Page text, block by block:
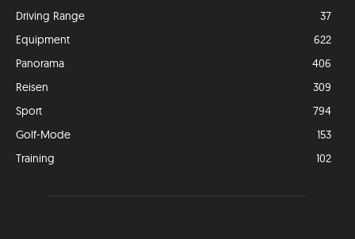
Driving Range
37
Equipment
622
Panorama
406
Reisen
309
Sport
794
Golf-Mode
153
Training
102